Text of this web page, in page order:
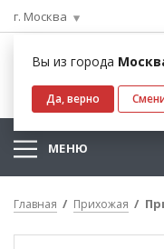
г. Москва
Вы из города
Да, верно
МЕНЮ
Главная Прихожая